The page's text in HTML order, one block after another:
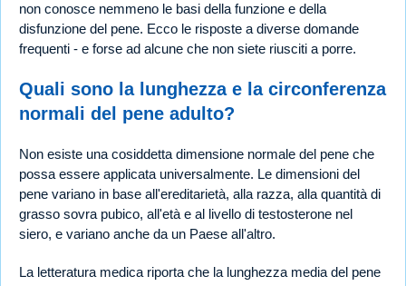
non conosce nemmeno le basi della funzione e della
disfunzione del pene. Ecco le risposte a diverse domande
frequenti - e forse ad alcune che non siete riusciti a porre.
Quali sono la lunghezza e la circonferenza
normali del pene adulto?
Non esiste una cosiddetta dimensione normale del pene che
possa essere applicata universalmente. Le dimensioni del
pene variano in base all'ereditarietà, alla razza, alla quantità di
grasso sovra pubico, all'età e al livello di testosterone nel
siero, e variano anche da un Paese all'altro.
La letteratura medica riporta che la lunghezza media del pene